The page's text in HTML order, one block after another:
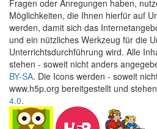
Fragen oder Anregungen haben,
Möglichkeiten, die Ihnen hierfür auf
werden, damit sich das
und ein nützliches Werkzeug für die
Unterrichtsdurchführung wird. Alle
stehen - soweit nicht anders
BY-SA. Die Icons werden - soweit
www.h5p.org bereitgestellt und
4.0.